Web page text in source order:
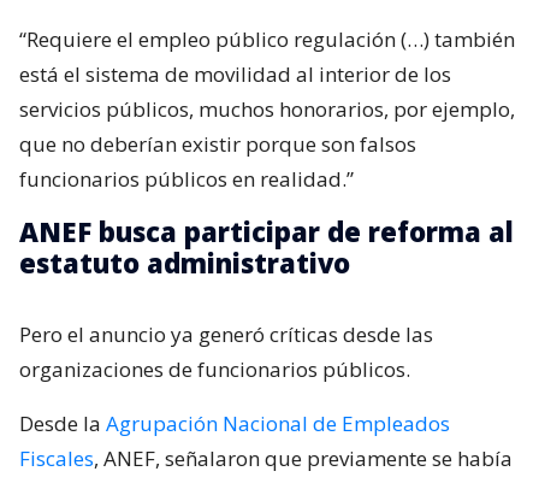
“Requiere el empleo público regulación (…) también
está el sistema de movilidad al interior de los
servicios públicos, muchos honorarios, por ejemplo,
que no deberían existir porque son falsos
funcionarios públicos en realidad.”
ANEF busca participar de reforma al
estatuto administrativo
Pero el anuncio ya generó críticas desde las
organizaciones de funcionarios públicos.
Desde la Agrupación Nacional de Empleados
Fiscales, ANEF, señalaron que previamente se había